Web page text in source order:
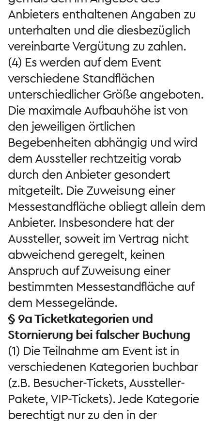
Anbieters enthaltenen Angaben zu
unterhalten und die diesbezüglich
vereinbarte Vergütung zu zahlen.
(4) Es werden auf dem Event
verschiedene Standflächen
unterschiedlicher Größe angeboten.
Die maximale Aufbauhöhe ist von
den jeweiligen örtlichen
Begebenheiten abhängig und wird
dem Aussteller rechtzeitig vorab
durch den Anbieter gesondert
mitgeteilt. Die Zuweisung einer
Messestandfläche obliegt allein dem
Anbieter. Insbesondere hat der
Aussteller, soweit im Vertrag nicht
abweichend geregelt, keinen
Anspruch auf Zuweisung einer
bestimmten Messestandfläche auf
dem Messegelände.
§ 9a Ticketkategorien und
Stornierung bei falscher Buchung
(1) Die Teilnahme am Event ist in
verschiedenen Kategorien buchbar
(z.B. Besucher-Tickets, Aussteller-
Pakete, VIP-Tickets). Jede Kategorie
berechtigt nur zu den in der